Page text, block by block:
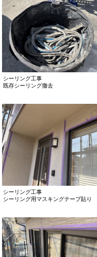
シーリング工事
既存シーリング撤去
シーリング工事
シーリング用マスキングテープ貼り